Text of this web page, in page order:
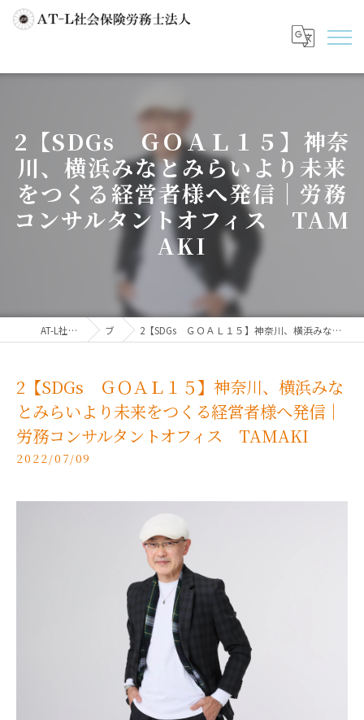
2【SDGs ＧＯＡＬ１５】神奈
川、横浜みなとみらいより未来
をつくる経営者様へ発信｜労務
コンサルタントオフィス TAM
AKI
AT-L社会保険労務士法人 ブログ 2【SDGs ＧＯＡＬ１５】神奈川、横浜みなとみらいより未来をつくる経営者様へ発信｜労務コンサルタントオフィス TAMAKI
2【SDGs ＧＯＡＬ１５】神奈川、横浜みな
とみらいより未来をつくる経営者様へ発信｜
労務コンサルタントオフィス TAMAKI
2022/07/09